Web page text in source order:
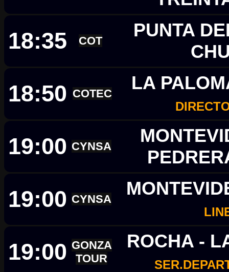
18:35 COT
PUNTA
18:50 COTEC
LA
19:00 CYNSA
19:00 CYNSA
19:00 GONZA
TOUR
ROCHA -